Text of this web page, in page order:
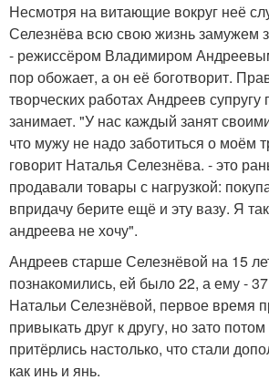
Несмотря на витающие вокруг неё
Селезнёва всю свою жизнь замужем
- режиссёром Владимиром
пор обожает, а он её боготворит.
творческих работах Андреев супругу
занимает. "У нас каждый занят
что мужу не надо заботиться о моём
говорит Наталья Селезнёва. - это
продавали товары с нагрузкой:
впридачу берите ещё и эту вазу. Я
андреева не хочу".
Андреев старше Селезнёвой на 15
познакомились, ей было 22, а ему -
Натальи Селезнёвой, первое время
привыкать друг к другу, но зато потом
притёрлись настолько, что стали
как инь и янь.